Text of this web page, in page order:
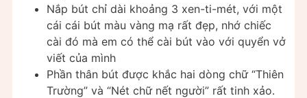
Nắp bút chỉ dài khoảng 3 xen-ti-mét, với một
cái cái bút màu vàng mạ rất đẹp, nhớ chiếc
cài đó mà em có thể cài bút vào với quyển vở
viết của mình
Phần thân bút được khắc hai dòng chữ “Thiên
Trường” và “Nét chữ nết người” rất tinh xảo.